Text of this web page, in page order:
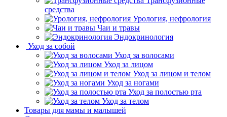
средства
Урология, нефрология
Чаи и травы
Эндокринология
Уход за собой
Уход за волосами
Уход за лицом
Уход за лицом и телом
Уход за ногами
Уход за полостью рта
Уход за телом
Товары для мамы и малышей